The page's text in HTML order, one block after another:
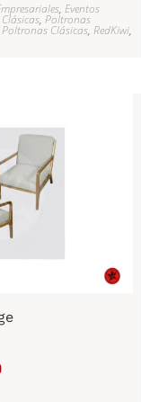
, Eventos
, Poltronas
Poltronas Clásicas, RedKiwi,